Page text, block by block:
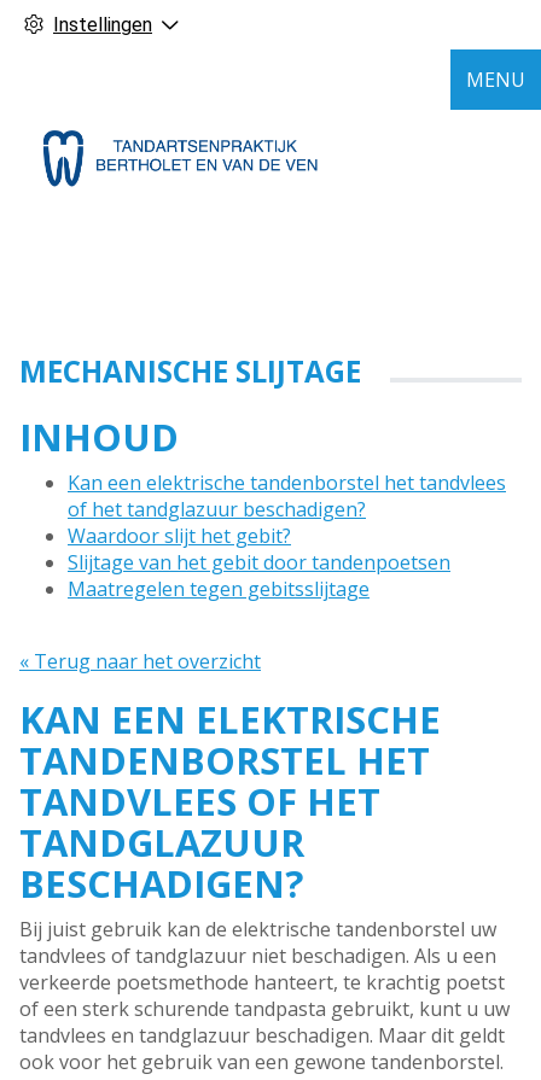
Instellingen
MENU
MECHANISCHE SLIJTAGE
INHOUD
Kan een elektrische tandenborstel het tandvlees
of het tandglazuur beschadigen?
Waardoor slijt het gebit?
Slijtage van het gebit door tandenpoetsen
Maatregelen tegen gebitsslijtage
« Terug naar het overzicht
KAN EEN ELEKTRISCHE
TANDENBORSTEL HET
TANDVLEES OF HET
TANDGLAZUUR
BESCHADIGEN?
Bij juist gebruik kan de elektrische tandenborstel uw
tandvlees of tandglazuur niet beschadigen. Als u een
verkeerde poetsmethode hanteert, te krachtig poetst
of een sterk schurende tandpasta gebruikt, kunt u uw
tandvlees en tandglazuur beschadigen. Maar dit geldt
ook voor het gebruik van een gewone tandenborstel.